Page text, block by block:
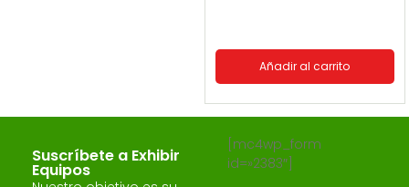
Añadir al carrito
Suscríbete a Exhibir
Equipos
[mc4wp_form
id=»2383″]